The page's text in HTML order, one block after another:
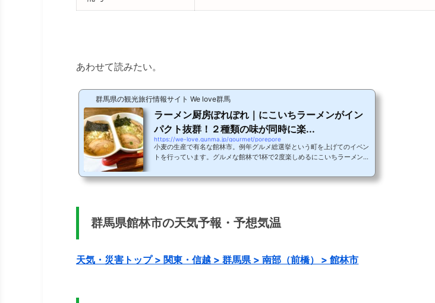
あわせて読みたい。
群馬県の観光旅行情報サイト We love群馬
ラーメン厨房ぽれぽれ｜にこいちラーメンがイン
パクト抜群！２種類の味が同時に楽...
https://we-love.gunma.jp/gourmet/porepore
小麦の生産で有名な館林市。例年グルメ総選挙という町を上げてのイベン
トを行っています。グルメな館林で1杯で2度楽しめるにこいちラーメンな
ラーメン厨房ぽれぽれをご紹介しましょう。芸能人も足繁く通う大人気ラ
席そしてお座敷あり、1人でもグループ...
群馬県館林市の天気予報・予想気温
天気・災害トップ > 関東・信越 > 群馬県 > 南部（前橋） > 館林市